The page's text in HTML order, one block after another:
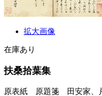
拡大画像
在庫あり
扶桑拾葉集
原表紙 原題箋 田安家、